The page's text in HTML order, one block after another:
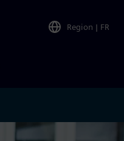
Region | FR